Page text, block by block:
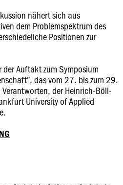
nähert sich aus
dem Problemspektrum des
Positionen zur
Auftakt zum Symposium
das vom 27. bis zum 29.
der Heinrich-Böll-
University of Applied